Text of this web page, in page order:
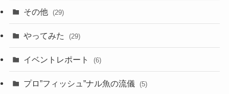
その他 (29)
やってみた (29)
イベントレポート (6)
プロ”フィッシュ”ナル魚の流儀 (5)